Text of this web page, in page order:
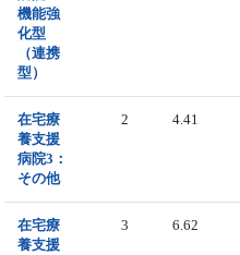
機能強
化型
（連携
型）
在宅療
養支援
病院3：
その他
2 4.41
在宅療
養支援
3 6.62